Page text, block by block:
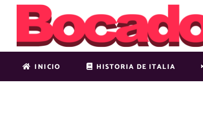
INICIO HISTORIA DE ITALIA